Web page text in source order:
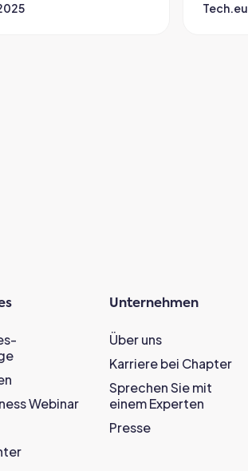
Tech.eu
Webinar
Unternehmen
Über uns
Karriere bei Chapter
Sprechen Sie mit
einem Experten
Presse